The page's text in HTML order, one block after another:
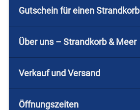
Gutschein für einen Strandkorb
Über uns – Strandkorb & Meer
Verkauf und Versand
Öffnungszeiten